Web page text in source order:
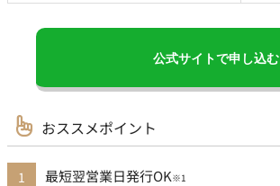
公式サイトで申し込む
おススメポイント
最短翌営業日発行OK※1